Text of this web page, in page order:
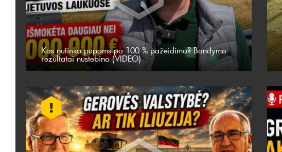
Kas nutinka pupoms po 100 % pažeidimo? Bandymo
rezultatai nustebino (VIDEO)